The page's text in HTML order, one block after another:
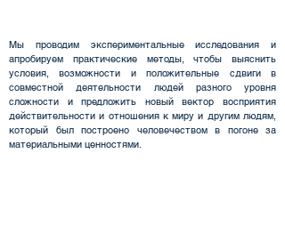
Мы проводим экспериментальные исследования и
апробируем практические методы, чтобы выяснить
условия, возможности и положительные сдвиги в
совместной деятельности людей разного уровня
сложности и предложить новый вектор восприятия
действительности и отношения к миру и другим людям,
который был построено человечеством в погоне за
материальными ценностями.